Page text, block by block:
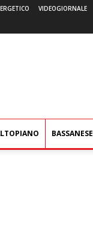
VIDEOGIORNALE
BASSANESE